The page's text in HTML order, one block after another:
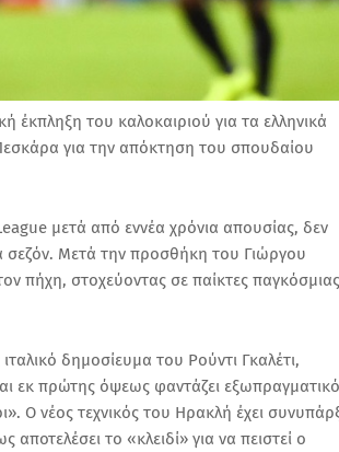
έκπληξη του καλοκαιριού για τα ελληνικά
για την απόκτηση του σπουδαίου
μετά από εννέα χρόνια απουσίας, δεν
σεζόν. Μετά την προσθήκη του Γιώργου
πήχη, στοχεύοντας σε παίκτες παγκόσμιας
δημοσίευμα του Ρούντι Γκαλέτι,
εκ πρώτης όψεως φαντάζει
Ο νέος τεχνικός του Ηρακλή έχει
το «κλειδί» για να πειστεί ο